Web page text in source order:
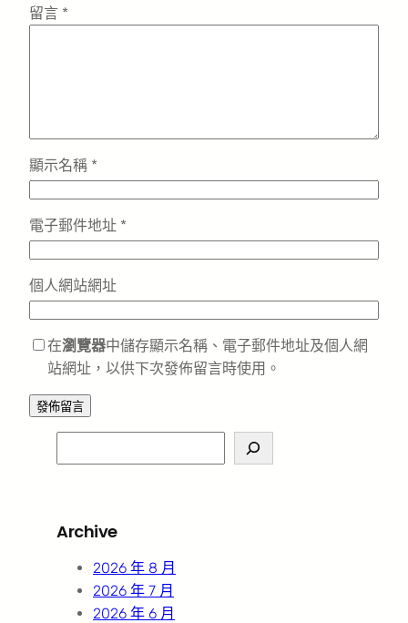
留言 *
顯示名稱 *
電子郵件地址 *
個人網站網址
在瀏覽器中儲存顯示名稱、電子郵件地址及個人網
站網址，以供下次發佈留言時使用。
e
c
Archive
2026 年 8 月
2026 年 7 月
2026 年 6 月